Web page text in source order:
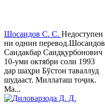
Шосаидов С. С. Недоступен
ни однин перевод.Шосаидов
Саидакбар Саидқурбонович
10-уми октябри соли 1993
дар шаҳри Бўстон таваллуд
шудааст. Миллаташ тоҷик.
Ма...